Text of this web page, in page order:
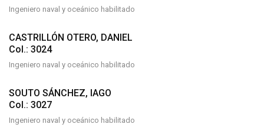
Ingeniero naval y oceánico habilitado
CASTRILLÓN OTERO, DANIEL
Col.: 3024
Ingeniero naval y oceánico habilitado
SOUTO SÁNCHEZ, IAGO
Col.: 3027
Ingeniero naval y oceánico habilitado